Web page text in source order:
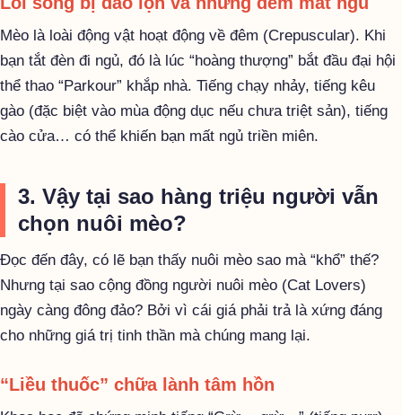
Mèo là loài động vật hoạt động về đêm (Crepuscular). Khi
bạn tắt đèn đi ngủ, đó là lúc “hoàng thượng” bắt đầu đại hội
thể thao “Parkour” khắp nhà. Tiếng chạy nhảy, tiếng kêu
gào (đặc biệt vào mùa động dục nếu chưa triệt sản), tiếng
cào cửa… có thể khiến bạn mất ngủ triền miên.
3. Vậy tại sao hàng triệu người vẫn
chọn nuôi mèo?
Đọc đến đây, có lẽ bạn thấy nuôi mèo sao mà “khổ” thế?
Nhưng tại sao cộng đồng người nuôi mèo (Cat Lovers)
ngày càng đông đảo? Bởi vì cái giá phải trả là xứng đáng
cho những giá trị tinh thần mà chúng mang lại.
“Liều thuốc” chữa lành tâm hồn